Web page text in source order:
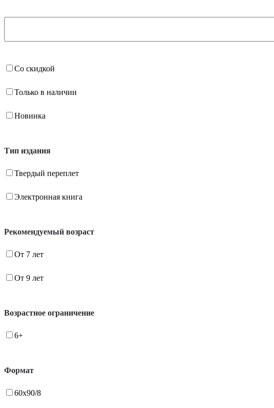
Со скидкой
Только в наличии
Новинка
Тип издания
Твердый переплет
Электронная книга
Рекомендуемый возраст
От 7 лет
От 9 лет
Возрастное ограничение
6+
Формат
60x90/8